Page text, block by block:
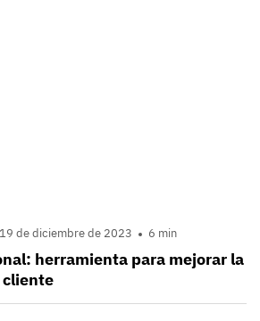
19 de diciembre de 2023 6 min
herramienta para mejorar la
cliente